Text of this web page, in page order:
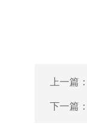
上一篇
下一篇